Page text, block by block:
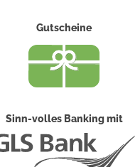
Gutscheine
Sinn-volles Banking mit